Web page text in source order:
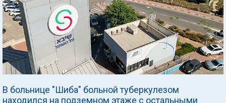
В больнице "Шиба" больной туберкулезом
находился на подземном этаже с остальными